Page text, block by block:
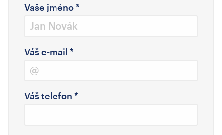
Vaše jméno*
Váš e-mail *
Váš telefon *